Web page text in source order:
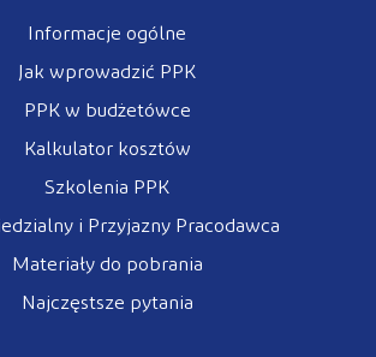
Informacje ogólne
Jak wprowadzić PPK
PPK w budżetówce
Kalkulator kosztów
Szkolenia PPK
i Przyjazny Pracodawca
Materiały do pobrania
Najczęstsze pytania